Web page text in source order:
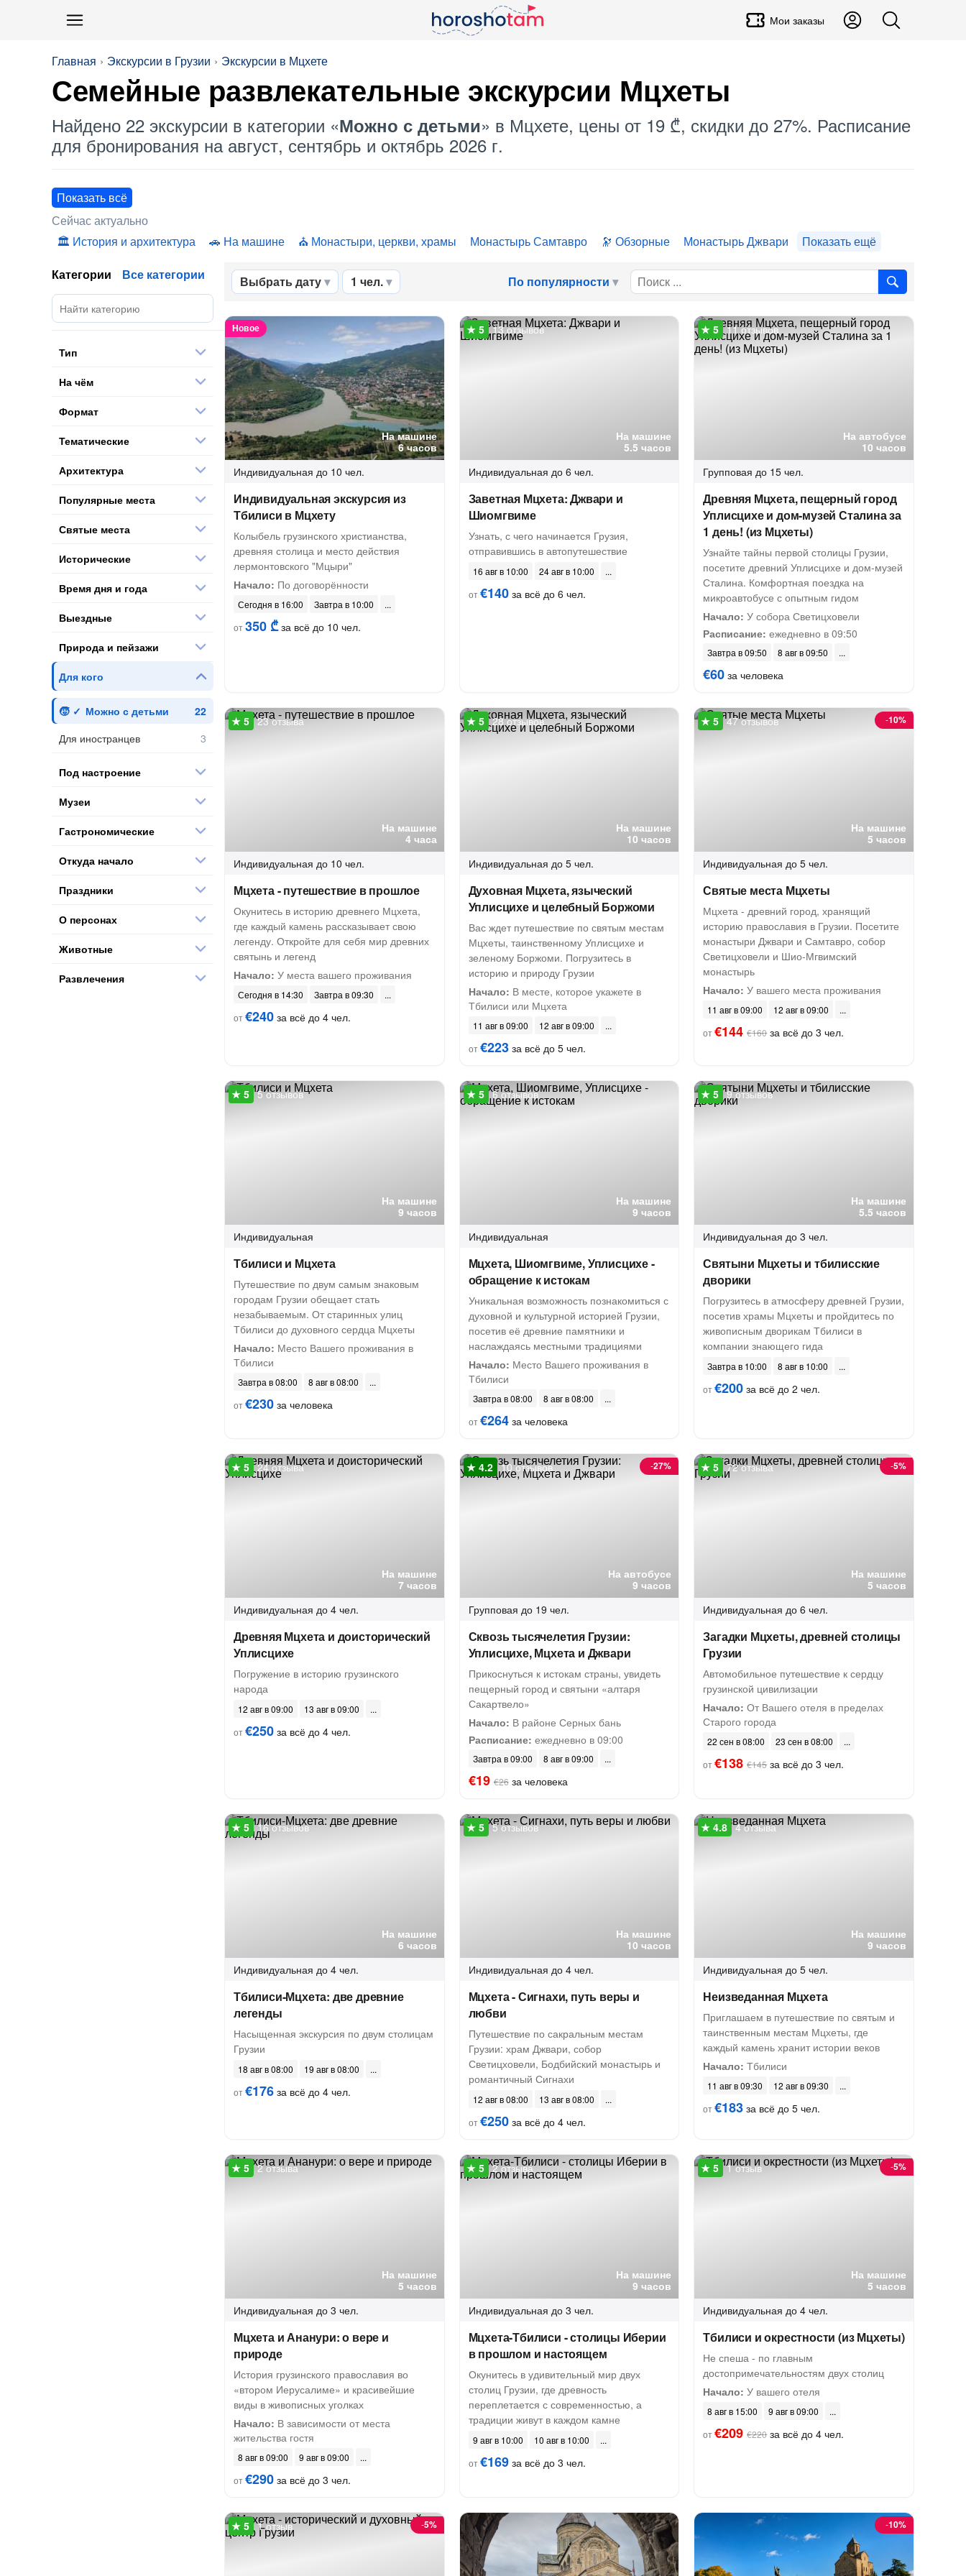
Мои заказы
Главная Экскурсии в Грузии Экскурсии в Мцхете
Семейные развлекательные экскурсии Мцхеты
Найдено 22 экскурсии в категории «Можно с детьми» в Мцхете, цены от 19 ₾, скидки до 27%. Расписание
для бронирования на август, сентябрь и октябрь 2026 г.
Показать всё
Сейчас актуально
История и архитектура
На машине Монастыри, церкви, храмы Монастырь Самтавро Обзорные Монастырь Джвари Показать ещё
Выбрать дату 1 чел. По популярности
Новое
На машине
6 часов
Индивидуальная до 10 чел.
Индивидуальная экскурсия из
Тбилиси в Мцхету
Колыбель грузинского христианства,
древняя столица и место действия
лермонтовского "Мцыри"
Начало: По договорённости
Сегодня в 16:00
Завтра в 10:00
от350 ₾за всё до 10 чел.
На машине
5.5 часов
13 отзывов
Индивидуальная до 6 чел.
Заветная Мцхета: Джвари и
Шиомгвиме
Узнать, с чего начинается Грузия,
отправившись в автопутешествие
16 авг в 10:00
24 авг в 10:00
от€140за всё до 6 чел.
На автобусе
10 часов
11 отзывов
Групповая до 15 чел.
Древняя Мцхета, пещерный город
Уплисцихе и дом-музей Сталина за
1 день! (из Мцхеты)
Узнайте тайны первой столицы Грузии,
посетите древний Уплисцихе и дом-музей
Сталина. Комфортная поездка на
микроавтобусе с опытным гидом
Начало: У собора Светицховели
Расписание: ежедневно в 09:50
Завтра в 09:50 8 авг в 09:50
€60 за человека
На машине
4 часа
23 отзыва
Индивидуальная до 10 чел.
Мцхета - путешествие в прошлое
Окунитесь в историю древнего Мцхета,
где каждый камень рассказывает свою
легенду. Откройте для себя мир древних
святынь и легенд
Начало: У места вашего проживания
Сегодня в 14:30
Завтра в 09:30
от€240 за всё до 4 чел.
На машине
10 часов
28 отзывов
Индивидуальная до 5 чел.
Духовная Мцхета, языческий
Уплисцихе и целебный Боржоми
Вас ждет путешествие по святым местам
Мцхеты, таинственному Уплисцихе и
зеленому Боржоми. Погрузитесь в
историю и природу Грузии
Начало: В месте, которое укажете в
Тбилиси или Мцхета
11 авг в 09:00
12 авг в 09:00
от€223за всё до 5 чел.
На машине
5 часов
-10%
47 отзывов
Индивидуальная до 5 чел.
Святые места Мцхеты
Мцхета - древний город, хранящий
историю православия в Грузии. Посетите
монастыри Джвари и Самтавро, собор
Светицховели и Шио-Мгвимский
монастырь
Начало: У вашего места проживания
11 авг в 09:00
12 авг в 09:00
от€144 €160за всё до 3 чел.
На машине
9 часов
5 отзывов
Индивидуальная
Тбилиси и Мцхета
Путешествие по двум самым знаковым
городам Грузии обещает стать
незабываемым. От старинных улиц
Тбилиси до духовного сердца Мцхеты
Начало: Место Вашего проживания в
Тбилиси
Завтра в 08:00
8 авг в 08:00
от€230 за человека
На машине
9 часов
6 отзывов
Индивидуальная
Мцхета, Шиомгвиме, Уплисцихе -
обращение к истокам
Уникальная возможность познакомиться с
духовной и культурной историей Грузии,
посетив её древние памятники и
наслаждаясь местными традициями
Начало: Место Вашего проживания в
Тбилиси
Завтра в 08:00
8 авг в 08:00
от€264за человека
На машине
5.5 часов
9 отзывов
Индивидуальная до 3 чел.
Святыни Мцхеты и тбилисские
дворики
Погрузитесь в атмосферу древней Грузии,
посетив храмы Мцхеты и пройдитесь по
живописным дворикам Тбилиси в
компании знающего гида
Завтра в 10:00
8 авг в 10:00
от€200 за всё до 2 чел.
На машине
7 часов
24 отзыва
Индивидуальная до 4 чел.
Древняя Мцхета и доисторический
Уплисцихе
Погружение в историю грузинского
народа
12 авг в 09:00
13 авг в 09:00
от€250 за всё до 4 чел.
На автобусе
9 часов
-27%
10 отзывов
Групповая до 19 чел.
Сквозь тысячелетия Грузии:
Уплисцихе, Мцхета и Джвари
Прикоснуться к истокам страны, увидеть
пещерный город и святыни «алтаря
Сакартвело»
Начало: В районе Серных бань
Расписание: ежедневно в 09:00
Завтра в 09:00 8 авг в 09:00
€19 €26за человека
На машине
5 часов
-5%
72 отзыва
Индивидуальная до 6 чел.
Загадки Мцхеты, древней столицы
Грузии
Автомобильное путешествие к сердцу
грузинской цивилизации
Начало: От Вашего отеля в пределах
Старого города
22 сен в 08:00
23 сен в 08:00
от€138 €145за всё до 3 чел.
На машине
6 часов
16 отзывов
Индивидуальная до 4 чел.
Тбилиси-Мцхета: две древние
легенды
Насыщенная экскурсия по двум столицам
Грузии
18 авг в 08:00
19 авг в 08:00
от€176 за всё до 4 чел.
На машине
10 часов
5 отзывов
Индивидуальная до 4 чел.
Мцхета - Сигнахи, путь веры и
любви
Путешествие по сакральным местам
Грузии: храм Джвари, собор
Светицховели, Бодбийский монастырь и
романтичный Сигнахи
12 авг в 08:00
13 авг в 08:00
от€250за всё до 4 чел.
На машине
9 часов
4 отзыва
Индивидуальная до 5 чел.
Неизведанная Мцхета
Приглашаем в путешествие по святым и
таинственным местам Мцхеты, где
каждый камень хранит истории веков
Начало: Тбилиси
11 авг в 09:30
12 авг в 09:30
от€183 за всё до 5 чел.
На машине
5 часов
2 отзыва
Индивидуальная до 3 чел.
Мцхета и Ананури: о вере и
природе
История грузинского православия во
«втором Иерусалиме» и красивейшие
виды в живописных уголках
Начало: В зависимости от места
жительства гостя
8 авг в 09:00
9 авг в 09:00
от€290 за всё до 3 чел.
На машине
9 часов
2 отзыва
Индивидуальная до 3 чел.
Мцхета-Тбилиси - столицы Иберии
в прошлом и настоящем
Окунитесь в удивительный мир двух
столиц Грузии, где древность
переплетается с современностью, а
традиции живут в каждом камне
9 авг в 10:00
10 авг в 10:00
от€169за всё до 3 чел.
На машине
5 часов
-5%
1 отзыв
Индивидуальная до 4 чел.
Тбилиси и окрестности (из Мцхеты)
Не спеша - по главным
достопримечательностям двух столиц
Начало: У вашего отеля
8 авг в 15:00
9 авг в 09:00
от€209 €220за всё до 4 чел.
-5%
1 отзыв -10%
Категории Все категории
Тип
На чём
Формат
Тематические
Архитектура
Популярные места
Святые места
Исторические
Время дня и года
Выездные
Природа и пейзажи
Для кого
Можно с детьми
Для иностранцев
Под настроение
Музеи
Гастрономические
Откуда начало
Праздники
О персонах
Животные
Развлечения